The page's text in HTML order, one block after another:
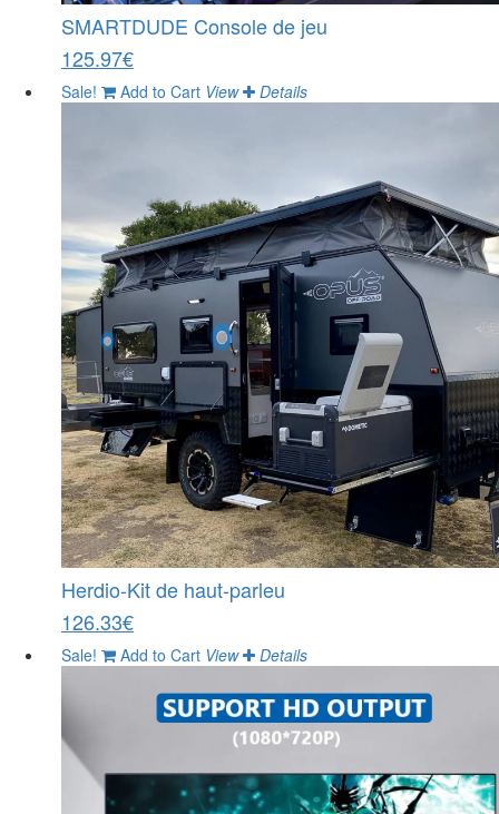
SMARTDUDE Console de jeu
125.97€
Sale! Add to Cart View Details
Herdio-Kit de haut-parleu
126.33€
Sale! Add to Cart View Details